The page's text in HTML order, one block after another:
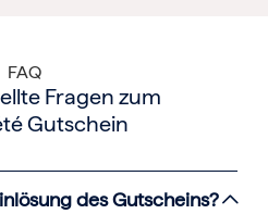
FAQ
Fragen zum
Gutschein
des Gutscheins?